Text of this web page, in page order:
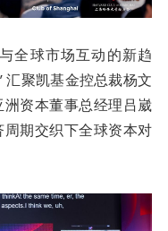
全球市场互动的新趋
汇聚凯基金控总裁杨文
资本董事总经理吕崴
期交织下全球资本对